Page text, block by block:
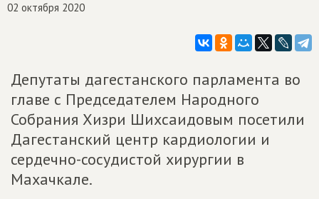
02 октября 2020
Депутаты дагестанского парламента во
главе с Председателем Народного
Собрания Хизри Шихсаидовым посетили
Дагестанский центр кардиологии и
сердечно-сосудистой хирургии в
Махачкале.